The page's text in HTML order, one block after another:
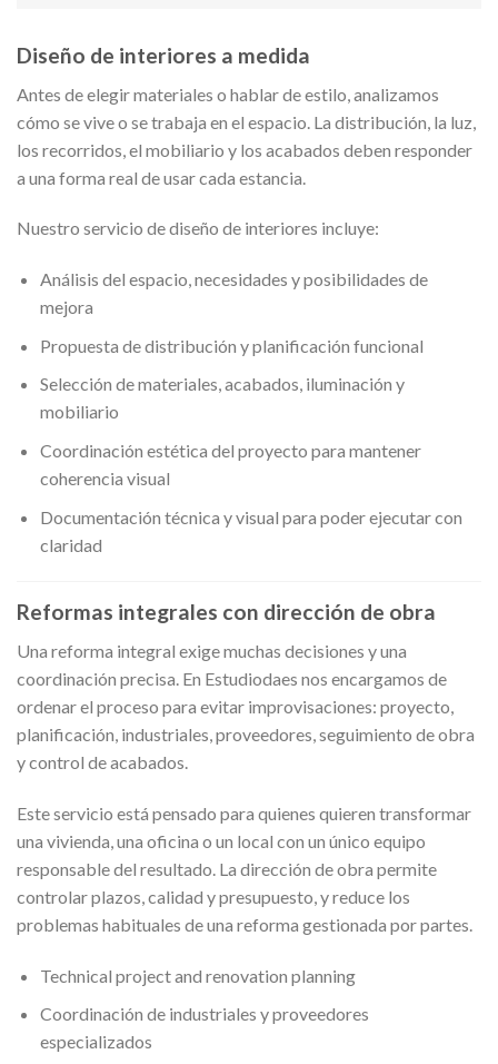
Diseño de interiores a medida
Antes de elegir materiales o hablar de estilo, analizamos
cómo se vive o se trabaja en el espacio. La distribución, la luz,
los recorridos, el mobiliario y los acabados deben responder
a una forma real de usar cada estancia.
Nuestro servicio de diseño de interiores incluye:
Análisis del espacio, necesidades y posibilidades de
mejora
Propuesta de distribución y planificación funcional
Selección de materiales, acabados, iluminación y
mobiliario
Coordinación estética del proyecto para mantener
coherencia visual
Documentación técnica y visual para poder ejecutar con
claridad
Reformas integrales con dirección de obra
Una reforma integral exige muchas decisiones y una
coordinación precisa. En Estudiodaes nos encargamos de
ordenar el proceso para evitar improvisaciones: proyecto,
planificación, industriales, proveedores, seguimiento de obra
y control de acabados.
Este servicio está pensado para quienes quieren transformar
una vivienda, una oficina o un local con un único equipo
responsable del resultado. La dirección de obra permite
controlar plazos, calidad y presupuesto, y reduce los
problemas habituales de una reforma gestionada por partes.
Technical project and renovation planning
Coordinación de industriales y proveedores
especializados